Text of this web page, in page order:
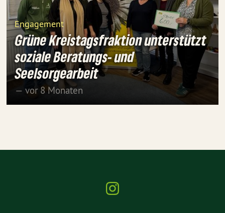
Engagement
Grüne Kreistagsfraktion unterstützt
soziale Beratungs- und
Seelsorgearbeit
— vor 8 Monaten